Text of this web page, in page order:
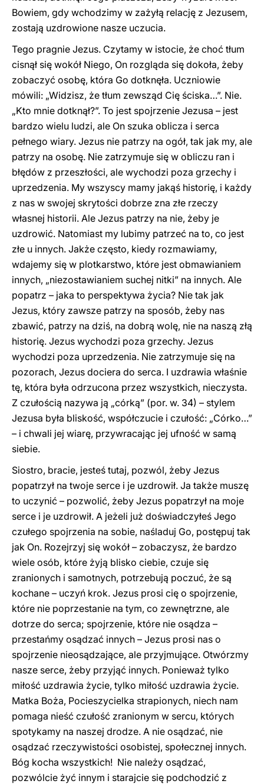
Bowiem, gdy wchodzimy w zażyłą relację z Jezusem,
zostają uzdrowione nasze uczucia.
Tego pragnie Jezus. Czytamy w istocie, że choć tłum
cisnął się wokół Niego, On rozgląda się dokoła, żeby
zobaczyć osobę, która Go dotknęła. Uczniowie
mówili: „Widzisz, że tłum zewsząd Cię ściska…”. Nie.
„Kto mnie dotknął?”. To jest spojrzenie Jezusa – jest
bardzo wielu ludzi, ale On szuka oblicza i serca
pełnego wiary. Jezus nie patrzy na ogół, tak jak my, ale
patrzy na osobę. Nie zatrzymuje się w obliczu ran i
błędów z przeszłości, ale wychodzi poza grzechy i
uprzedzenia. My wszyscy mamy jakąś historię, i każdy
z nas w swojej skrytości dobrze zna złe rzeczy
własnej historii. Ale Jezus patrzy na nie, żeby je
uzdrowić. Natomiast my lubimy patrzeć na to, co jest
złe u innych. Jakże często, kiedy rozmawiamy,
wdajemy się w plotkarstwo, które jest obmawianiem
innych, „niezostawianiem suchej nitki” na innych. Ale
popatrz – jaka to perspektywa życia? Nie tak jak
Jezus, który zawsze patrzy na sposób, żeby nas
zbawić, patrzy na dziś, na dobrą wolę, nie na naszą złą
historię. Jezus wychodzi poza grzechy. Jezus
wychodzi poza uprzedzenia. Nie zatrzymuje się na
pozorach, Jezus dociera do serca. I uzdrawia właśnie
tę, która była odrzucona przez wszystkich, nieczysta.
Z czułością nazywa ją „córką” (por. w. 34) – stylem
Jezusa była bliskość, współczucie i czułość: „Córko…”
– i chwali jej wiarę, przywracając jej ufność w samą
siebie.
Siostro, bracie, jesteś tutaj, pozwól, żeby Jezus
popatrzył na twoje serce i je uzdrowił. Ja także muszę
to uczynić – pozwolić, żeby Jezus popatrzył na moje
serce i je uzdrowił. A jeżeli już doświadczyłeś Jego
czułego spojrzenia na sobie, naśladuj Go, postępuj tak
jak On. Rozejrzyj się wokół – zobaczysz, że bardzo
wiele osób, które żyją blisko ciebie, czuje się
zranionych i samotnych, potrzebują poczuć, że są
kochane – uczyń krok. Jezus prosi cię o spojrzenie,
które nie poprzestanie na tym, co zewnętrzne, ale
dotrze do serca; spojrzenie, które nie osądza –
przestańmy osądzać innych – Jezus prosi nas o
spojrzenie nieosądzające, ale przyjmujące. Otwórzmy
nasze serce, żeby przyjąć innych. Ponieważ tylko
miłość uzdrawia życie, tylko miłość uzdrawia życie.
Matka Boża, Pocieszycielka strapionych, niech nam
pomaga nieść czułość zranionym w sercu, których
spotykamy na naszej drodze. A nie osądzać, nie
osądzać rzeczywistości osobistej, społecznej innych.
Bóg kocha wszystkich! Nie należy osądzać,
pozwólcie żyć innym i starajcie się podchodzić z